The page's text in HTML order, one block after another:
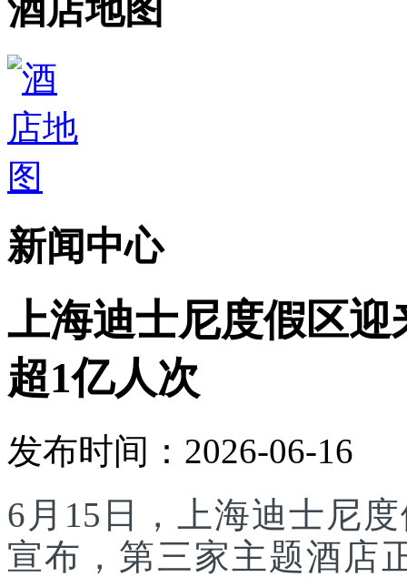
酒店地图
新闻中心
上海迪士尼度假区
超1亿人次
发布时间：2026-06-16
6月15日，上海迪士尼
宣布，第三家主题酒店